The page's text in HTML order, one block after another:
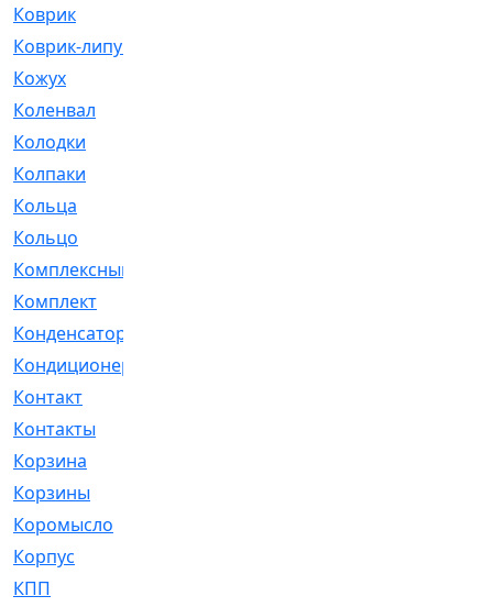
Коврик
Коврик-липучка
Кожух
Коленвал
Колодки
Колпаки
Кольца
Кольцо
Комплексный
Комплект
Конденсатор
Кондиционер
Контакт
Контакты
Корзина
Корзины
Коромысло
Корпус
КПП